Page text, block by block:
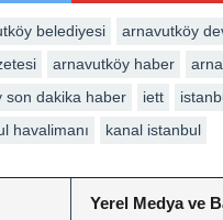
belediyesi
arnavutköy
arnavutköy haber
son dakika haber iett
havalimanı kanal istanbul
Yerel Medya ve